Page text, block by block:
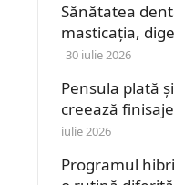
Sănătatea
masticația,
30 iulie 2026
Pensula plată
creează
iulie 2026
Programul